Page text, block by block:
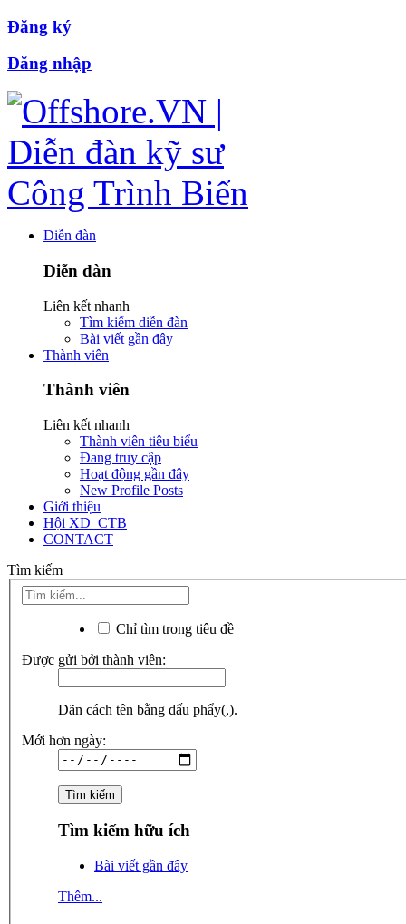
Đăng ký
Đăng nhập
Diễn đàn
Diễn đàn
Liên kết nhanh
Tìm kiếm diễn đàn
Bài viết gần đây
Thành viên
Thành viên
Liên kết nhanh
Thành viên tiêu biểu
Đang truy cập
Hoạt động gần đây
New Profile Posts
Giới thiệu
Hội XD_CTB
CONTACT
Tìm kiếm
Chỉ tìm trong tiêu đề
Được gửi bởi thành viên:
Dãn cách tên bằng dấu phẩy(,).
Mới hơn ngày:
Tìm kiếm hữu ích
Bài viết gần đây
Thêm...